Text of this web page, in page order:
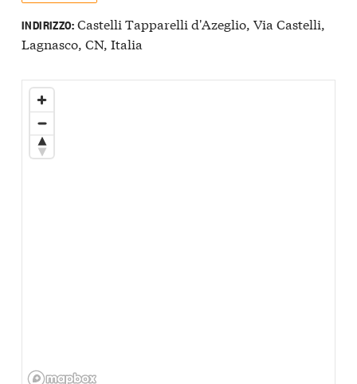
INDIRIZZO:Castelli Tapparelli d'Azeglio, Via Castelli,
Lagnasco, CN, Italia